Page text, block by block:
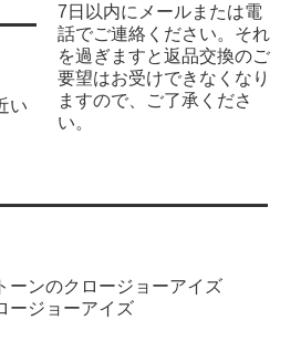
い
7日以内にメールまたは電
話でご連絡ください。それ
を過ぎますと返品交換のご
要望はお受けできなくなり
ますので、ご了承くださ
い。
ーンのクロージョーアイズ
ージョーアイズ